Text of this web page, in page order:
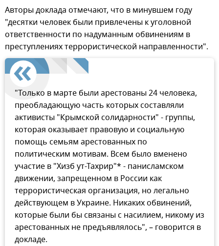
Авторы доклада отмечают, что в минувшем году
"десятки человек были привлечены к уголовной
ответственности по надуманным обвинениям в
преступлениях террористической направленности".
"Только в марте были арестованы 24 человека,
преобладающую часть которых составляли
активисты "Крымской солидарности" - группы,
которая оказывает правовую и социальную
помощь семьям арестованных по
политическим мотивам. Всем было вменено
участие в "Хизб ут-Тахрир"* - панисламском
движении, запрещенном в России как
террористическая организация, но легально
действующем в Украине. Никаких обвинений,
которые были бы связаны с насилием, никому из
арестованных не предъявлялось", – говорится в
докладе.